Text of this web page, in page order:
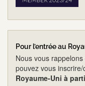
Pour l’entrée au
Nous vous
pouvez vous
Royaume-Uni à